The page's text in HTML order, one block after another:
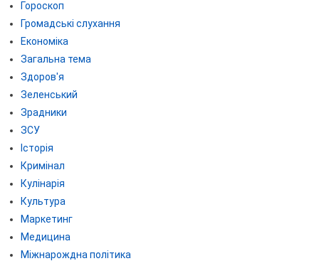
Гороскоп
Громадські слухання
Економіка
Загальна тема
Здоров'я
Зеленський
Зрадники
ЗСУ
Історія
Кримінал
Кулінарія
Культура
Маркетинг
Медицина
Міжнарождна політика